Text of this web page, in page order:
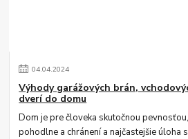
04.04.2024
Výhody garážových brán,
dverí do domu
Dom je pre človeka skutočnou
pohodlne a chránení a najčastejšie úloha